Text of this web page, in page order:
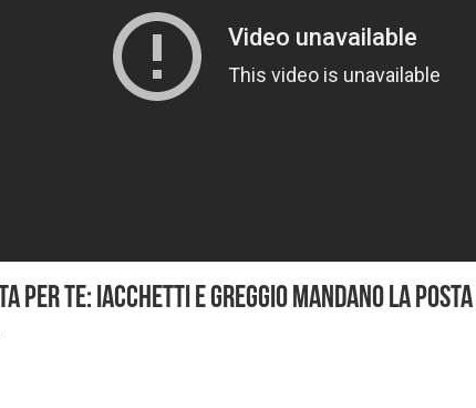
Per Te: Iacchetti e Greggio mandano la